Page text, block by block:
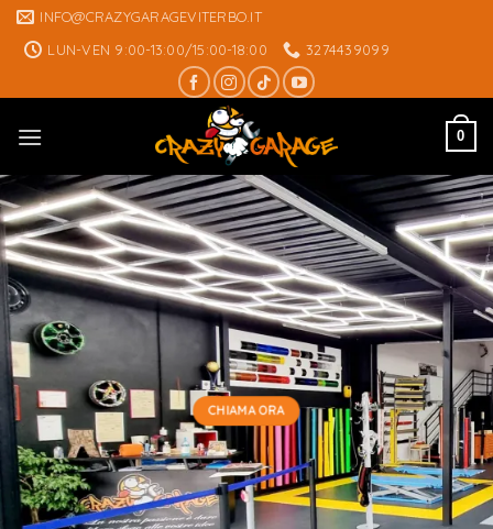
Skip INFO@CRAZYGARAGEVITERBO.IT
LUN-VEN 9:00-13:00/15:00-18:00
3274439099
0
CHIAMA ORA